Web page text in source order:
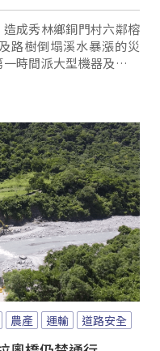
成秀林鄉銅門村六鄰榕
路樹倒塌溪水暴漲的災
時間派大型機器及人力
，恢復部分路段...。
農產 運輸 道路安全